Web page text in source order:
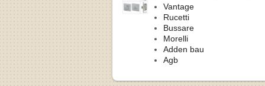
Vantage
Rucetti
Bussare
Morelli
Adden bau
Agb